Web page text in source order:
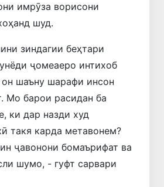
имрӯза ворисони
шуд.
зиндагии беҳтари
ҷомеаеро интихоб
шаъну шарафи инсон
Мо барои расидан ба
ки дар назди худ
такя карда метавонем?
ҷавонони бомаърифат ва
шумо, - гуфт сарвари